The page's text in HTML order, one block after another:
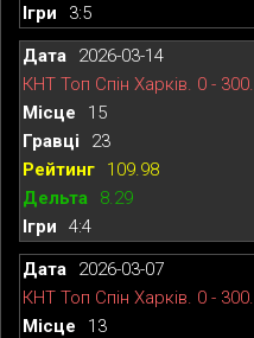
3:5
2026-03-14
КНТ Топ Спін Харків. 0 - 300.
15
23
109.98
8.29
4:4
2026-03-07
КНТ Топ Спін Харків. 0 - 300.
13